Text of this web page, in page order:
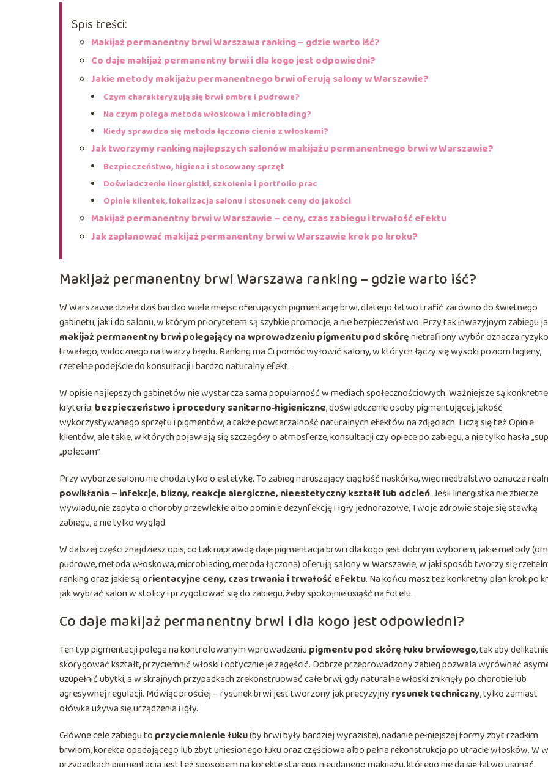
Spis treści:
Makijaż permanentny brwi Warszawa ranking – gdzie warto iść?
Co daje makijaż permanentny brwi i dla kogo jest odpowiedni?
Jakie metody makijażu permanentnego brwi oferują salony w Warszawie?
Czym charakteryzują się brwi ombre i pudrowe?
Na czym polega metoda włoskowa i microblading?
Kiedy sprawdza się metoda łączona cienia z włoskami?
Jak tworzymy ranking najlepszych salonów makijażu permanentnego brwi w Warszawie?
Bezpieczeństwo, higiena i stosowany sprzęt
Doświadczenie linergistki, szkolenia i portfolio prac
Opinie klientek, lokalizacja salonu i stosunek ceny do jakości
Makijaż permanentny brwi w Warszawie – ceny, czas zabiegu i trwałość efektu
Jak zaplanować makijaż permanentny brwi w Warszawie krok po kroku?
Makijaż permanentny brwi Warszawa ranking – gdzie warto iść?
W Warszawie działa dziś bardzo wiele miejsc oferujących pigmentację brwi, dlatego łatwo trafić zarówno do świetnego
gabinetu, jak i do salonu, w którym priorytetem są szybkie promocje, a nie bezpieczeństwo. Przy tak inwazyjnym zabiegu
makijaż permanentny brwi polegający na wprowadzeniu pigmentu pod skóręnietrafiony wybór oznacza ryzyko
trwałego, widocznego na twarzy błędu. Ranking ma Ci pomóc wyłowić salony, w których łączy się wysoki poziom higieny,
rzetelne podejście do konsultacji i bardzo naturalny efekt.
W opisie najlepszych gabinetów nie wystarcza sama popularność w mediach społecznościowych. Ważniejsze są konkretne
kryteria: bezpieczeństwo i procedury sanitarno‑higieniczne, doświadczenie osoby pigmentującej, jakość
wykorzystywanego sprzętu i pigmentów, a także powtarzalność naturalnych efektów na zdjęciach. Liczą się też Opinie
klientów, ale takie, w których pojawiają się szczegóły o atmosferze, konsultacji czy opiece po zabiegu, a nie tylko hasła
„polecam”.
Przy wyborze salonu nie chodzi tylko o estetykę. To zabieg naruszający ciągłość naskórka, więc niedbalstwo oznacza
powikłania – infekcje, blizny, reakcje alergiczne, nieestetyczny kształt lub odcień. Jeśli linergistka nie zbierze
wywiadu, nie zapyta o choroby przewlekłe albo pominie dezynfekcję i Igły jednorazowe, Twoje zdrowie staje się stawką
zabiegu, a nie tylko wygląd.
W dalszej części znajdziesz opis, co tak naprawdę daje pigmentacja brwi i dla kogo jest dobrym wyborem, jakie metody
pudrowe, metoda włoskowa, microblading, metoda łączona) oferują salony w Warszawie, w jaki sposób tworzy się
ranking oraz jakie są orientacyjne ceny, czas trwania i trwałość efektu. Na końcu masz też konkretny plan krok po
jak wybrać salon w stolicy i przygotować się do zabiegu, żeby spokojnie usiąść na fotelu.
Co daje makijaż permanentny brwi i dla kogo jest odpowiedni?
Ten typ pigmentacji polega na kontrolowanym wprowadzeniupigmentu pod skórę łuku brwiowego, tak aby
skorygować kształt, przyciemnić włoski i optycznie je zagęścić. Dobrze przeprowadzony zabieg pozwala wyrównać
uzupełnić ubytki, a w skrajnych przypadkach zrekonstruować całe brwi, gdy naturalne włoski zniknęły po chorobie lub
agresywnej regulacji. Mówiąc prościej – rysunek brwi jest tworzony jak precyzyjny rysunek techniczny, tylko zamiast
ołówka używa się urządzenia i igły.
Główne cele zabiegu to przyciemnienie łuku(by brwi były bardziej wyraziste), nadanie pełniejszej formy zbyt rzadkim
brwiom, korekta opadającego lub zbyt uniesionego łuku oraz częściowa albo pełna rekonstrukcja po utracie włosków. W